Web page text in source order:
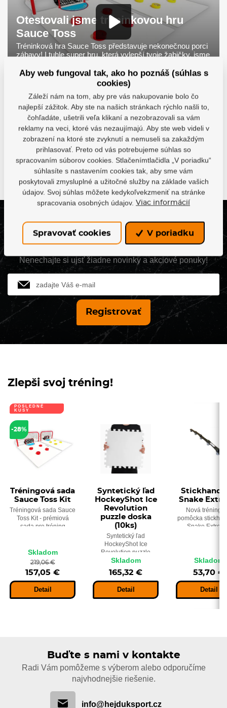
Otestovali jsme tréninkovou hru
Sauce Toss
Tréninková hra Sauce Toss představuje nekonečnou porci
zábavy! I tuhle super hru, která vylepší tvoje žabičky, jsme
ji vezmeš ty?
Otestovali jsme tréninkovou
hru Sauce Toss
Test tréninkových
nahravačů!
Ďalšie videá
Novinky z Hejduk sportu
Nenechajte si ujsť žiadne novinky a akciové ponuky!
Jméno
Registrovať
Zlepši svoj tréning!
POSLEDNÉ
KUSY
-28%
Tréningová sada
Sauce Toss Kit
Tréningová sada Sauce
Toss Kit - prémiová
sada pre tréning
predovšetkým ešte
vylepšíte svoje
hokejové zručnosti.
Skladom
219,06 €
157,05 €
Detail
Syntetický ľad
HockeyShot Ice
Revolution
puzzle doska
(10ks)
Syntetický ľad
HockeyShot Ice
Revolution puzzle
doska (10ks) -
syntetické dlaždice
imitujúce ľadovú
Skladom
165,32 €
Detail
Snake
Nová
pomôcka
Snake
Skladom
53,70 €
Detail
Buďte s nami v kontakte
Radi Vám pomôžeme s výberom alebo odporučíme
najvhodnejšie riešenie.
info@hejduksport.cz
Aby web fungoval tak, ako ho poznáš (súhlas s
cookies)
Záleží nám na tom, aby pre vás nakupovanie bolo čo
najlepší zážitok. Aby ste na našich stránkach rýchlo našli to,
čohľadáte, ušetrili veľa klikaní a nezobrazovali sa vám
reklamy na veci, ktoré vás nezaujímajú. Aby ste web videli v
zobrazení na ktoré ste zvyknutí a nemuseli sa zakaždým
prihlasovať. Preto od vás potrebujeme súhlas so
spracovaním súborov cookies. Stlačenímtlačidla „V poriadku“
súhlasíte s nastavením cookies tak, aby sme vám
poskytovali zmysluplné a užitočné služby na základe vašich
údajov. Svoj súhlas môžete kedykoľvekzmeniť na stránke
spracovania osobných údajov. Viac informácií
Spravovať cookies V poriadku